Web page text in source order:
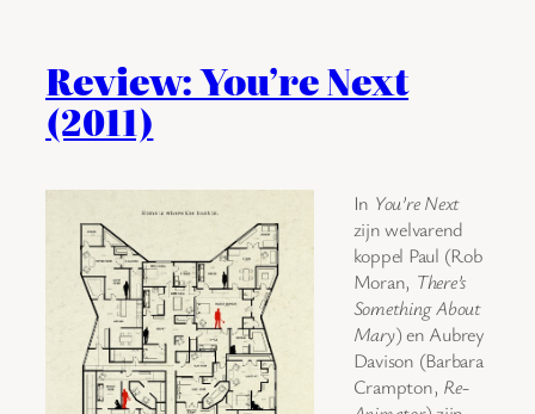
Review: You’re Next
(2011)
In You’re Next
zijn welvarend
koppel Paul (Rob
Moran, There’s
Something About
Mary) en Aubrey
Davison (Barbara
Crampton, Re-